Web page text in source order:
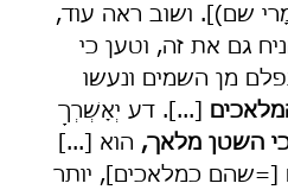
שם)]. ושוב ראה עוד,
גם את זה, וטען כי
מן השמים ונעשו
[...]. דע יְאָשְׁרְךָ
כי השטן מלאך, הוא [...]
[=שהם כמלאכים], יותר